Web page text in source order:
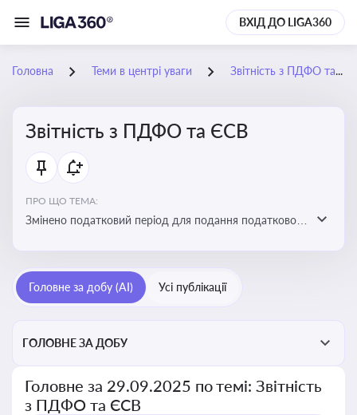
ВХІД ДО LIGA360
Головна Теми в центрі уваги Звітність з ПДФО та ЄСВ
Звітність з ПДФО та ЄСВ
ПРО ЩО ТЕМА:
Змінено податковий період для подання податкового
Головне за добу (AI) Усі публікації
ГОЛОВНЕ ЗА ДОБУ
Головне за 29.09.2025 по темі: Звітність
з ПДФО та ЄСВ